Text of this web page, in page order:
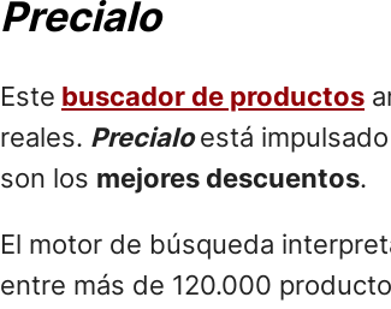
Precialo
Este buscador de productos
reales. Precialoestá
son los mejores descuentos.
El motor de búsqueda
entre más de 120.000